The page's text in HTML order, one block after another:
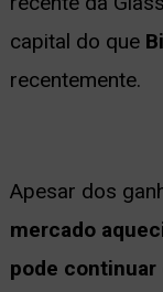
capital do que
recentemente.
Apesar dos
mercado
pode